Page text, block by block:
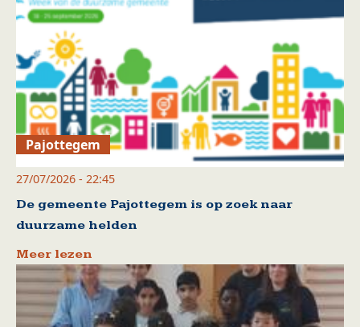
Pajottegem
27/07/2026 - 22:45
De gemeente Pajottegem is op zoek naar
duurzame helden
Meer lezen